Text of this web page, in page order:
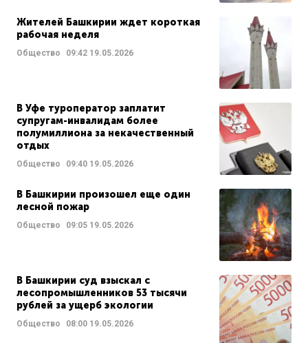
Жителей Башкирии ждет короткая
рабочая неделя
Общество 09:42 19.05.2026
В Уфе туроператор заплатит
супругам-инвалидам более
полумиллиона за некачественный
отдых
Общество 09:40 19.05.2026
В Башкирии произошел еще один
лесной пожар
Общество 09:05 19.05.2026
В Башкирии суд взыскал с
лесопромышленников 53 тысячи
рублей за ущерб экологии
Общество 08:00 19.05.2026